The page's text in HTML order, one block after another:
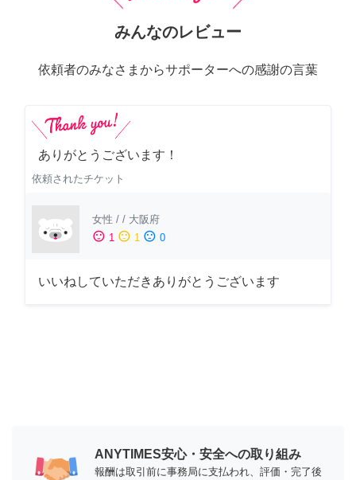
みんなのレビュー
依頼者のみなさまからサポーターへの感謝の言葉
ありがとうございます！
依頼されたチケット
女性 / / 大阪府
sentiment_satisfied 1 sentiment_neutral 1 sentiment_dissatisfied 0
いいねしていただきありがとうございます
ANYTIMES安心・安全への取り組み
報酬は取引前に事務局に支払われ、評価・完了後